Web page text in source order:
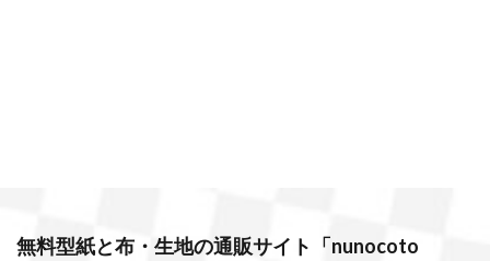
無料型紙と布・生地の通販サイト「nunocoto